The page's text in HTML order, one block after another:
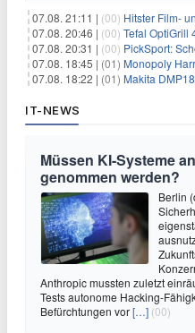
07.08. 21:11 | (00) Hitster Film- und
07.08. 20:46 | (00) Tefal OptiGrill
07.08. 20:31 | (00) PickSport:
07.08. 18:45 | (01) Monopoly
07.08. 18:22 | (01) Makita
IT-NEWS
Müssen KI-Systeme
genommen werden?
Berlin
Anthropic mussten zuletzt
Tests autonome Hacking-
Befürchtungen vor[…] (00)